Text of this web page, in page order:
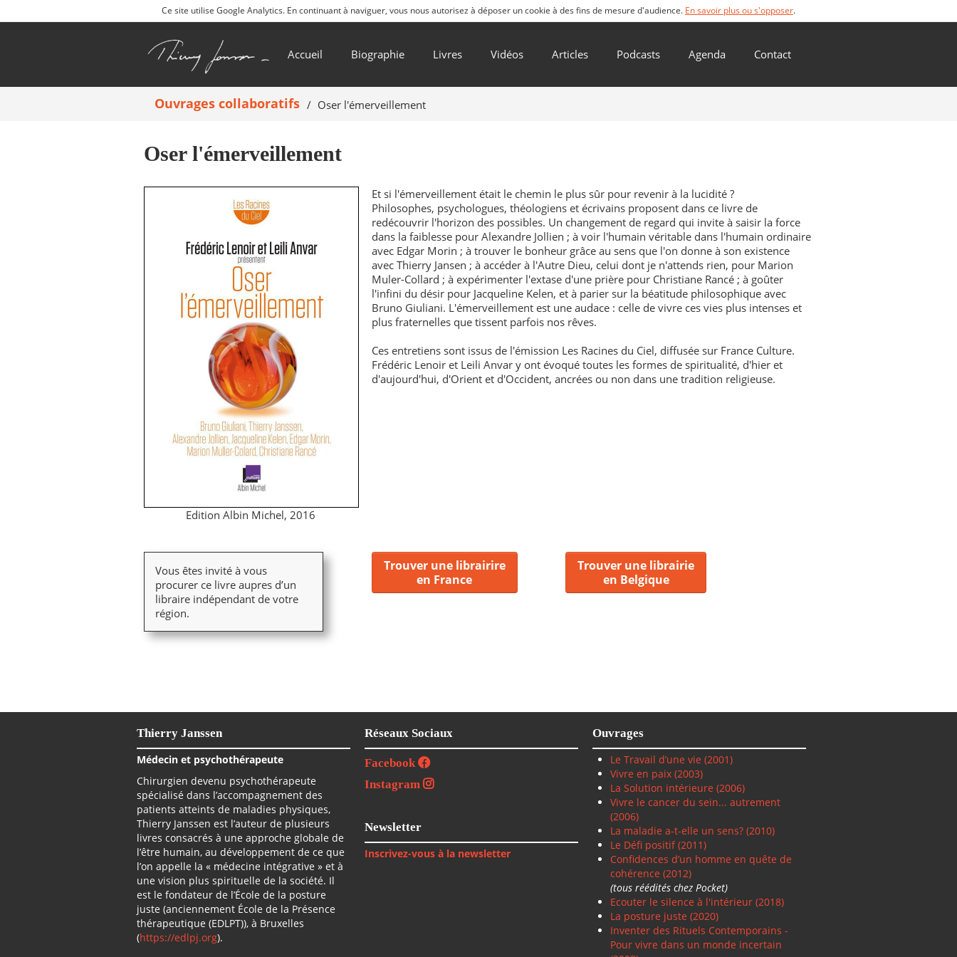
Ce site utilise Google Analytics. En continuant à naviguer, vous nous autorisez à déposer un cookie à des fins de mesure d'audience. En savoir plus ou s'opposer.
Accueil Biographie Livres Vidéos Articles Podcasts Agenda Contact
Ouvrages collaboratifs Oser l'émerveillement
Oser l'émerveillement
​Edition Albin Michel, 2016
Et si l'émerveillement était le chemin le plus sûr pour revenir à la lucidité ?
​Philosophes, psychologues, théologiens et écrivains proposent dans ce livre de
redécouvrir l'horizon des possibles. Un changement de regard qui invite à saisir la force
dans la faiblesse pour Alexandre Jollien ; à voir l'humain véritable dans l'humain ordinaire
avec Edgar Morin ; à trouver le bonheur grâce au sens que l'on donne à son existence
avec Thierry Jansen ; à accéder à l'Autre Dieu, celui dont je n'attends rien, pour Marion
Muler-Collard ; à expérimenter l'extase d'une prière pour Christiane Rancé ; à goûter
l'infini du désir pour Jacqueline Kelen, et à parier sur la béatitude philosophique avec
Bruno Giuliani. L'émerveillement est une audace : celle de vivre ces vies plus intenses et
plus fraternelles que tissent parfois nos rêves.
Ces entretiens sont issus de l'émission Les Racines du Ciel, diffusée sur France Culture.
Frédéric Lenoir et Leili Anvar y ont évoqué toutes les formes de spiritualité, d'hier et
d'aujourd'hui, d'Orient et d'Occident, ancrées ou non dans une tradition religieuse.
Vous êtes invité à vous
procurer ce livre aupres d’un
libraire indépendant de votre
région.
Trouver une librairire
en France
Trouver une librairie
en Belgique
Thierry Janssen
Médecin et psychothérapeute
Chirurgien devenu psychothérapeute
spécialisé dans l’accompagnement des
patients atteints de maladies physiques,
Thierry Janssen est l’auteur de plusieurs
livres consacrés à une approche globale de
l’être humain, au développement de ce que
l’on appelle la « médecine intégrative » et à
une vision plus spirituelle de la société. Il
est le fondateur de l’École de la posture
juste (anciennement École de la Présence
thérapeutique (EDLPT)), à Bruxelles
(https://edlpj.org).
Réseaux Sociaux
Facebook
Instagram
Newsletter
Inscrivez-vous à la newsletter
Ouvrages
Le Travail d’une vie (2001)
Vivre en paix (2003)
La Solution intérieure (2006)
Vivre le cancer du sein... autrement
(2006)
La maladie a-t-elle un sens? (2010)
Le Défi positif(2011)
Confidences d’un homme en quête de
cohérence (2012)
(tous réédités chez Pocket)
Ecouter le silence à l'intérieur (2018)
La posture juste (2020)
Inventer des Rituels Contemporains -
Pour vivre dans un monde incertain